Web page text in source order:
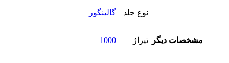
مشخصات دیگر
نوع جلد گالینگور
تیراژ 1000